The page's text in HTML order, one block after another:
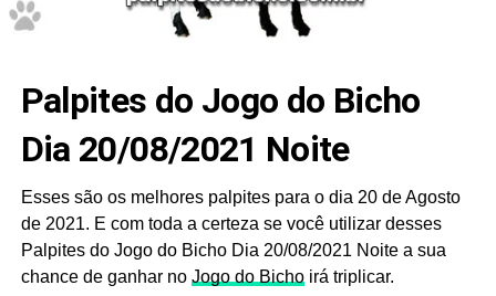
Palpites do Jogo do Bicho
Dia 20/08/2021 Noite
Esses são os melhores palpites para o dia 20 de Agosto
de 2021. E com toda a certeza se você utilizar desses
Palpites do Jogo do Bicho Dia 20/08/2021 Noite a sua
chance de ganhar no Jogo do Bichoirá triplicar.